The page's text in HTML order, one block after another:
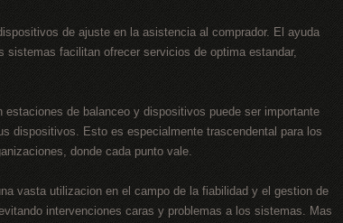
de ajuste en la asistencia al comprador. El ayuda
sistemas facilitan ofrecer servicios de optima estandar,
de balanceo y dispositivos puede ser importante
dispositivos. Esto es especialmente trascendental para los
donde cada punto vale.
vasta utilizacion en el campo de la fiabilidad y el gestion de
intervenciones caras y problemas a los sistemas. Mas